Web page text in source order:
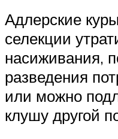
Адлерские
селекции
насиживания,
разведения
или можно
клушу другой